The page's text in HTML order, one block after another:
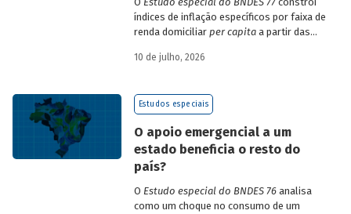
índices de inflação específicos por faixa de
renda domiciliar per capitaa partir das
associadas às variações de preços dos
ainda os microdados da Pnad Contínua
para analisar a evolução da renda dos
10 de julho, 2026
Estudos especiais
O apoio emergencial a um
estado beneficia o resto do
país?
O Estudo especial do BNDES 76analisa
como um choque no consumo de um